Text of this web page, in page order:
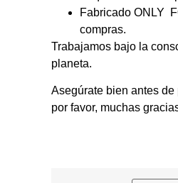
Fabricado ONLY
compras.
Trabajamos bajo la
planeta.
Asegúrate bien antes
por favor, muchas